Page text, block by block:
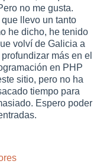
no me gusta.
llevo un tanto
he dicho, he tenido
volví de Galicia a
más en el
en PHP
sitio, pero no ha
tiempo para
Espero poder